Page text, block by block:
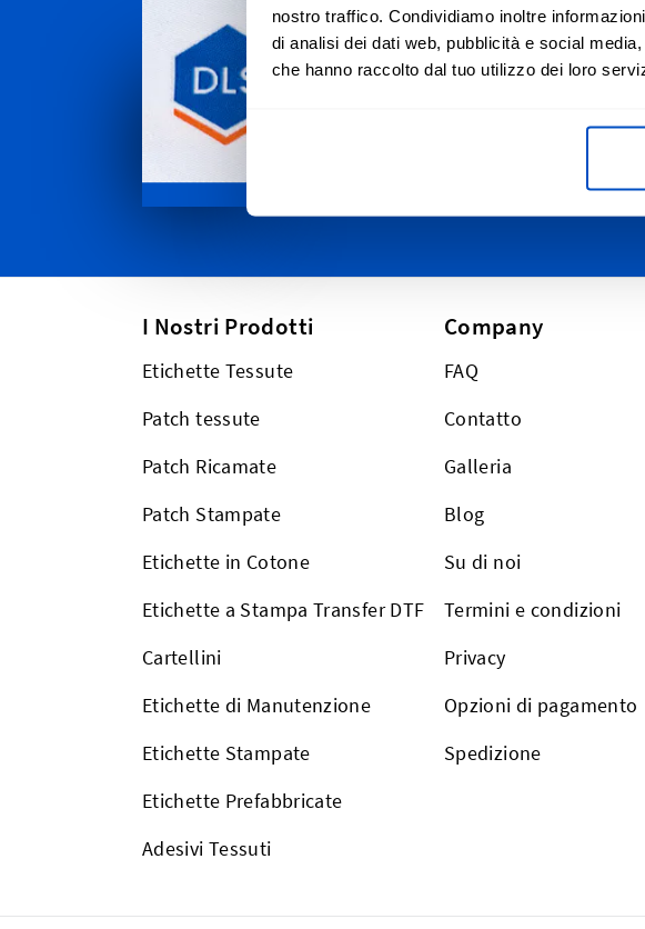
nostro traffico. Condividiamo inoltre
di analisi dei dati web, pubblicità e social
che hanno raccolto dal tuo utilizzo dei loro
Spediamo in tutta la
Canton Ticino alla
passando dalle Alpi fino a
I Nostri Prodotti
Etichette Tessute
Patch tessute
Patch Ricamate
Patch Stampate
Etichette in Cotone
Etichette a Stampa Transfer DTF
Cartellini
Etichette di Manutenzione
Etichette Stampate
Etichette Prefabbricate
Adesivi Tessuti
Company
FAQ
Contatto
Galleria
Blog
Su di noi
Termini e condizioni
Privacy
Opzioni di pagamento
Spedizione